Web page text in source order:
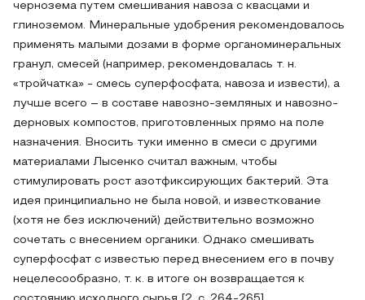
чернозема путем смешивания навоза с квасцами и
глиноземом. Минеральные удобрения рекомендовалось
применять малыми дозами в форме органоминеральных
гранул, смесей (например, рекомендовалась т. н.
«тройчатка» - смесь суперфосфата, навоза и извести), а
лучше всего – в составе навозно-земляных и навозно-
дерновых компостов, приготовленных прямо на поле
назначения. Вносить туки именно в смеси с другими
материалами Лысенко считал важным, чтобы
стимулировать рост азотфиксирующих бактерий. Эта
идея принципиально не была новой, и известкование
(хотя не без исключений) действительно возможно
сочетать с внесением органики. Однако смешивать
суперфосфат с известью перед внесением его в почву
нецелесообразно, т. к. в итоге он возвращается к